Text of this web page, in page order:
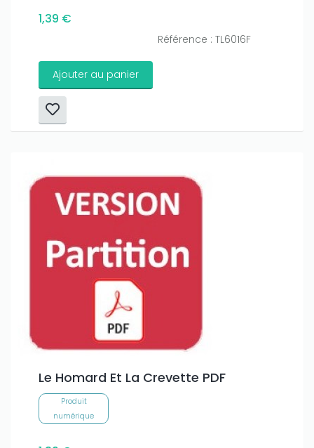
1,39 €
Référence : TL6016F
Ajouter au panier
Le Homard Et La Crevette PDF
Produit
numérique